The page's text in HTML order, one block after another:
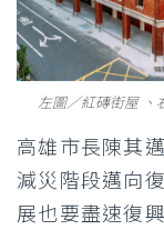
左圖／紅磚街屋 、
高雄市長陳其
減災階段邁向
展也要盡速復